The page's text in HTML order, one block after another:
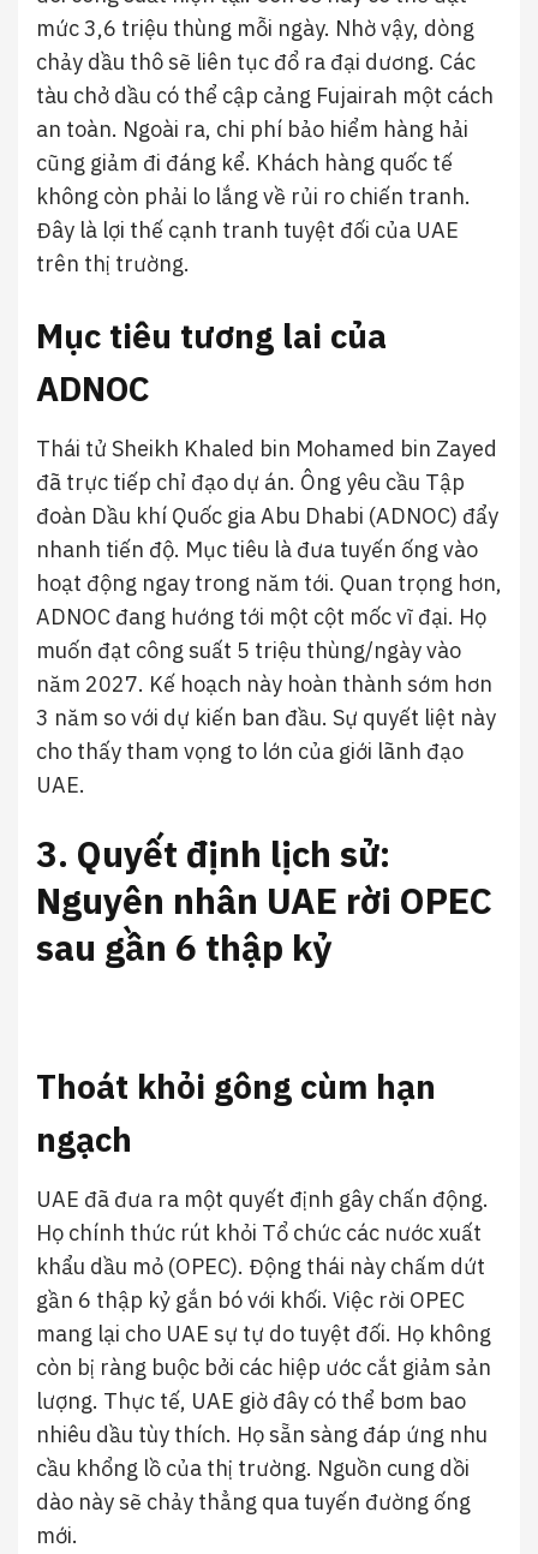
mức 3,6 triệu thùng mỗi ngày. Nhờ vậy, dòng
chảy dầu thô sẽ liên tục đổ ra đại dương. Các
tàu chở dầu có thể cập cảng Fujairah một cách
an toàn. Ngoài ra, chi phí bảo hiểm hàng hải
cũng giảm đi đáng kể. Khách hàng quốc tế
không còn phải lo lắng về rủi ro chiến tranh.
Đây là lợi thế cạnh tranh tuyệt đối của UAE
trên thị trường.
Mục tiêu tương lai của
ADNOC
Thái tử Sheikh Khaled bin Mohamed bin Zayed
đã trực tiếp chỉ đạo dự án. Ông yêu cầu Tập
đoàn Dầu khí Quốc gia Abu Dhabi (ADNOC) đẩy
nhanh tiến độ. Mục tiêu là đưa tuyến ống vào
hoạt động ngay trong năm tới. Quan trọng hơn,
ADNOC đang hướng tới một cột mốc vĩ đại. Họ
muốn đạt công suất 5 triệu thùng/ngày vào
năm 2027. Kế hoạch này hoàn thành sớm hơn
3 năm so với dự kiến ban đầu. Sự quyết liệt này
cho thấy tham vọng to lớn của giới lãnh đạo
UAE.
3. Quyết định lịch sử:
Nguyên nhân UAE rời OPEC
sau gần 6 thập kỷ
Thoát khỏi gông cùm hạn
ngạch
UAE đã đưa ra một quyết định gây chấn động.
Họ chính thức rút khỏi Tổ chức các nước xuất
khẩu dầu mỏ (OPEC). Động thái này chấm dứt
gần 6 thập kỷ gắn bó với khối. Việc rời OPEC
mang lại cho UAE sự tự do tuyệt đối. Họ không
còn bị ràng buộc bởi các hiệp ước cắt giảm sản
lượng. Thực tế, UAE giờ đây có thể bơm bao
nhiêu dầu tùy thích. Họ sẵn sàng đáp ứng nhu
cầu khổng lồ của thị trường. Nguồn cung dồi
dào này sẽ chảy thẳng qua tuyến đường ống
mới.